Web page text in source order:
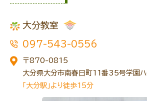
大分教室
097-543-0556
〒870-0815
大分県大分市南春日町11番35号学園
「大分駅」より徒歩15分